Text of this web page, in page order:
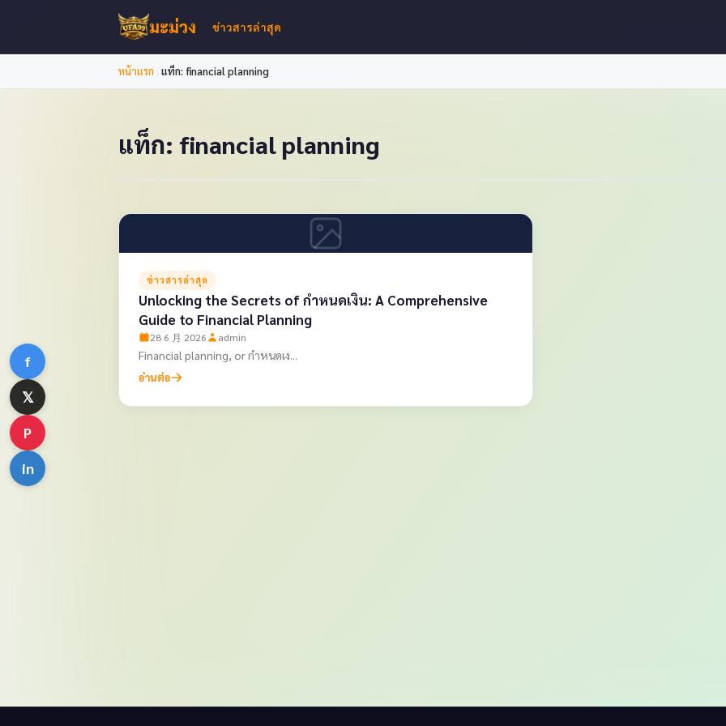
มะม่วง ข่าวสารล่าสุด
หน้าแรก แท็ก: financial planning
แท็ก: financial planning
ข่าวสารล่าสุด
Unlocking the Secrets of กำหนดเงิน: A Comprehensive
Guide to Financial Planning
28 6 月 2026 admin
Financial planning, or กำหนดเง...
อ่านต่อ
f
𝕏
P
in